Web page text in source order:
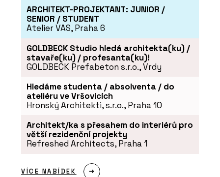
ARCHITEKT-PROJEKTANT: JUNIOR /
SENIOR / STUDENT
Atelier VAS, Praha 6
GOLDBECK Studio hledá architekta(ku) /
stavaře(ku) / profesanta(ku)!
GOLDBECK Prefabeton s.r.o., Vrdy
Hledáme studenta / absolventa / do
ateliéru ve Vršovicích
Hronský Architekti, s.r.o., Praha 10
Architekt/ka s přesahem do interiérů pro
větší rezidenční projekty
Refreshed Architects, Praha 1
VÍCE NABÍDEK